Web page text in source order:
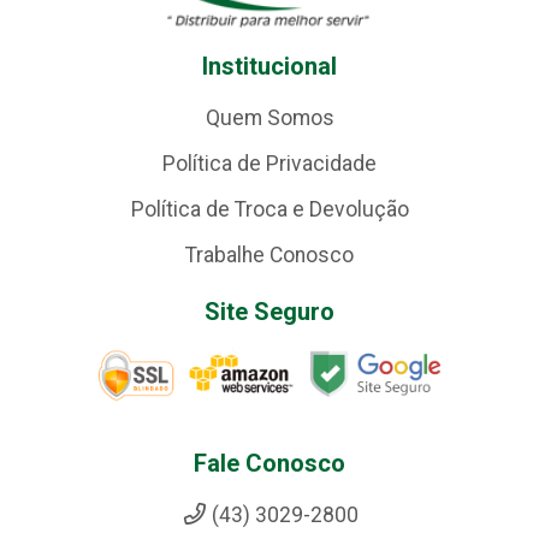
Institucional
Quem Somos
Política de Privacidade
Política de Troca e Devolução
Trabalhe Conosco
Site Seguro
Fale Conosco
(43) 3029-2800